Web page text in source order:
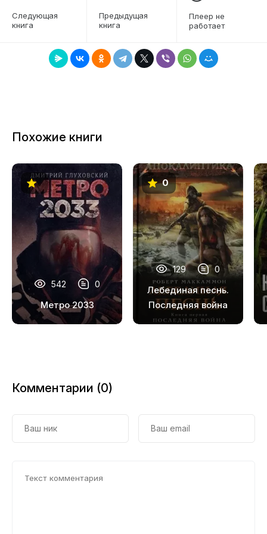
человек в диком, архаичном мире —
особенно с учетом того, что в качестве
дополнительной опоры читателю прямо на
Погрузитесь в мир вечной стужи и суеверий, где
собственным убеждениям. Слушайте в
исполнении Григория Переля, чей голос
заставит вас поверить в реальность Нового
Средневековья.
7
12
13
14
16
17
18
19
20
23
24
27
Следующая
книга
Предыдущая
книга
Плеер не
работает
Похожие книги
542 0
Метро 2033
0
129 0
Лебединая песнь.
Последняя война
Комментарии (0)